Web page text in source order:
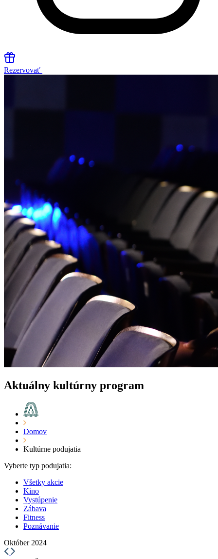
Rezervovať
Aktuálny kultúrny program
Domov
Kultúrne podujatia
Vyberte typ podujatia:
Všetky akcie
Kino
Vystúpenie
Zábava
Fitness
Poznávanie
Október 2024